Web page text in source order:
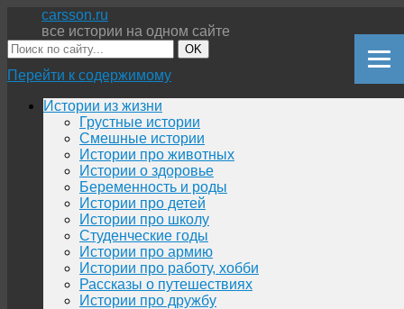
carsson.ru
все истории на одном сайте
OK
Перейти к содержимому
Истории из жизни
Грустные истории
Смешные истории
Истории про животных
Истории о здоровье
Беременность и роды
Истории про детей
Истории про школу
Студенческие годы
Истории про армию
Истории про работу, хобби
Рассказы о путешествиях
Истории про дружбу